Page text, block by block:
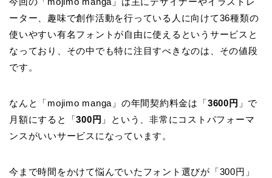
ーター、趣味で創作活動を行っている人に向けて36種類の
使いやすい有名フォントが自由に使えるというサービスと
なっており、その中でも特に注目すべきなのは、その値段
です。
なんと「mojimo manga」の年間契約料金は「3600円 」で
月額にすると「300円 」という、非常にコストパフォーマ
ンスがいいサービスになっています。
今まで時間をかけて悩んでいたフォント選びが「300円」